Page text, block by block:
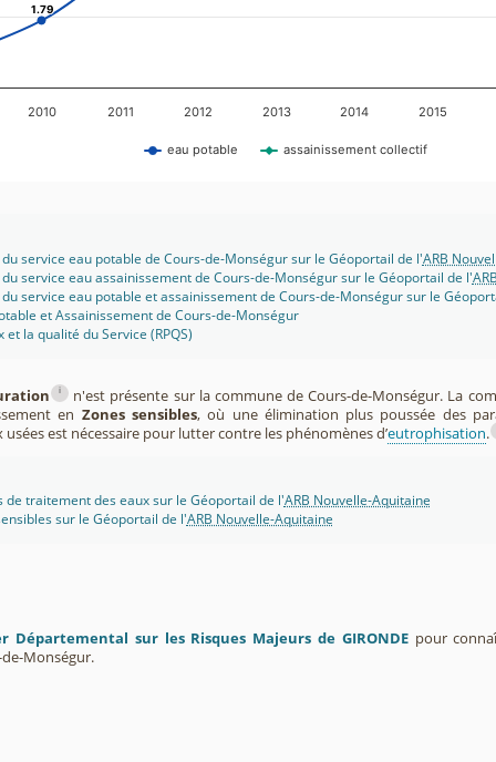
1.79
1.79
eau potable assainissement collectif
2010 2011 2012 2013 2014 2015
service eau potable de Cours-de-Monségur sur le Géoportail de l'ARB
service eau assainissement de Cours-de-Monségur sur le Géoportail de l'
service eau potable et assainissement de Cours-de-Monségur sur le
et Assainissement de Cours-de-Monségur
la qualité du Service (RPQS)
i
n'est présente sur la commune de Cours-de-Monségur. La
en Zones sensibles, où une élimination plus poussée des
usées est nécessaire pour lutter contre les phénomènes d’eutrophisation.
de traitement des eaux sur le Géoportail de l'ARB Nouvelle-Aquitaine
sur le Géoportail de l'ARB Nouvelle-Aquitaine
Départemental sur les Risques Majeurs de GIRONDEpour
Monségur.